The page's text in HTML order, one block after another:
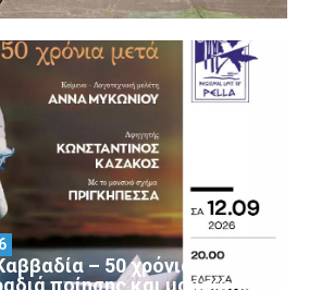
– 50 χρόνια
ποίησης και μουσικής